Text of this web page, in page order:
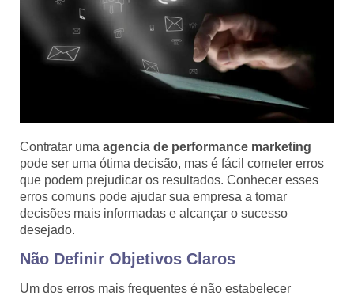
Contratar uma agencia de performance marketing
pode ser uma ótima decisão, mas é fácil cometer erros
que podem prejudicar os resultados. Conhecer esses
erros comuns pode ajudar sua empresa a tomar
decisões mais informadas e alcançar o sucesso
desejado.
Não Definir Objetivos Claros
Um dos erros mais frequentes é não estabelecer